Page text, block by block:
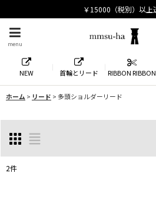
menu
NEW 首輪とリード RIBBON RIBBON
ホーム> リード >多頭ショルダーリード
2件